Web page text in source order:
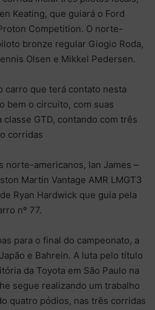
Keating, que guiará o Ford
Competition. O norte-
bronze regular Giogio Roda,
Olsen e Mikkel Pedersen.
carro que terá contato nesta
bem o circuito, com suas
GTD, contando com três
corridas
norte-americanos, Ian James –
Martin Vantage AMR LMGT3
Ryan Hardwick que guia pela
nº 77.
para o final do campeonato, a
e Bahrein. A luta pelo título
da Toyota em São Paulo na
segue realizando um trabalho
quatro pódios, nas três corridas